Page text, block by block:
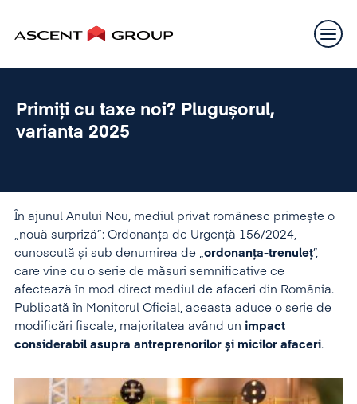
Primiți cu taxe noi? Plugușorul,
varianta 2025
În ajunul Anului Nou, mediul privat românesc primește o
„nouă surpriză”: Ordonanța de Urgență 156/2024,
cunoscută și sub denumirea de „ordonanța-trenuleț”,
care vine cu o serie de măsuri semnificative ce
afectează în mod direct mediul de afaceri din România.
Publicată în Monitorul Oficial, aceasta aduce o serie de
modificări fiscale, majoritatea având un impact
considerabil asupra antreprenorilor și micilor afaceri.